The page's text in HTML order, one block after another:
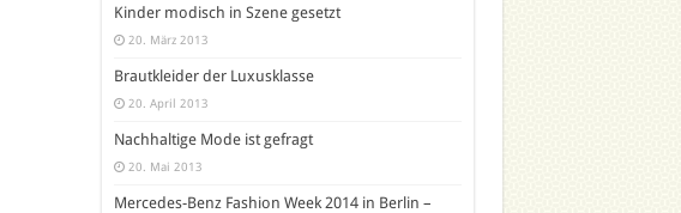
Kinder modisch in Szene gesetzt
20. März 2013
Brautkleider der Luxusklasse
20. April 2013
Nachhaltige Mode ist gefragt
20. Mai 2013
Mercedes-Benz Fashion Week 2014 in Berlin –